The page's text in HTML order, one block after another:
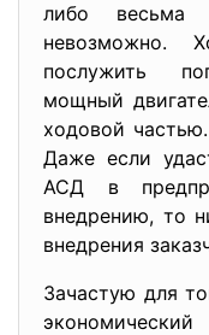
либо весьма
невозможно.
послужить
мощный
ходовой
Даже если
АСД в
внедрению, то
внедрения
Зачастую для